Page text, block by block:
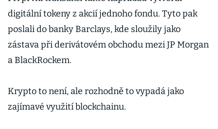
digitální tokeny z akcií jednoho fondu. Tyto pak
poslali do banky Barclays, kde sloužily jako
zástava při derivátovém obchodu mezi JP Morgan
a BlackRockem.
Krypto to není, ale rozhodně to vypadá jako
zajímavé využití blockchainu.